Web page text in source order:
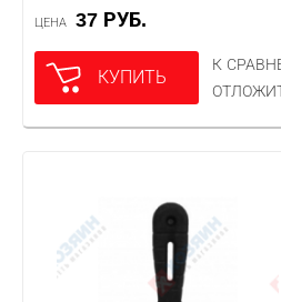
ЦЕНА 37 РУБ.
КУПИТЬ
К